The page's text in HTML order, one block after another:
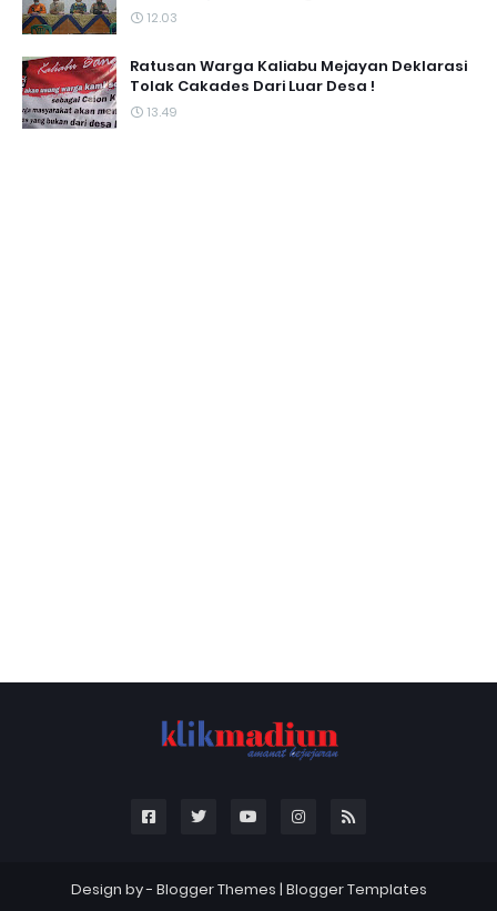
12.03
Ratusan Warga Kaliabu Mejayan Deklarasi
Tolak Cakades Dari Luar Desa !
13.49
Design by - Blogger Themes | Blogger Templates